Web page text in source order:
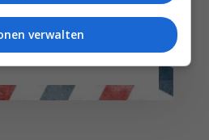
ENTDECKEN
verwalten